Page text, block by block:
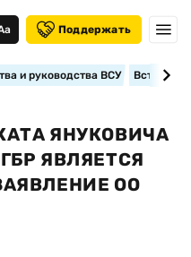
Поддержать
и руководства ВСУ
ЯНУКОВИЧА
ЯВЛЯЕТСЯ
ОО